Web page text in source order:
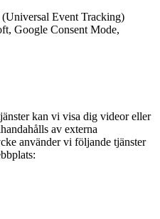
Event Tracking)
Google Consent Mode,
kan vi visa dig videor eller
av externa
använder vi följande tjänster